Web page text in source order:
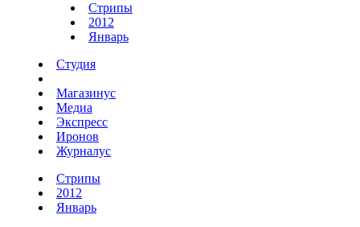
Стрипы
2012
Январь
Студия
Магазинус
Медиа
Экспресс
Иронов
Журналус
Стрипы
2012
Январь